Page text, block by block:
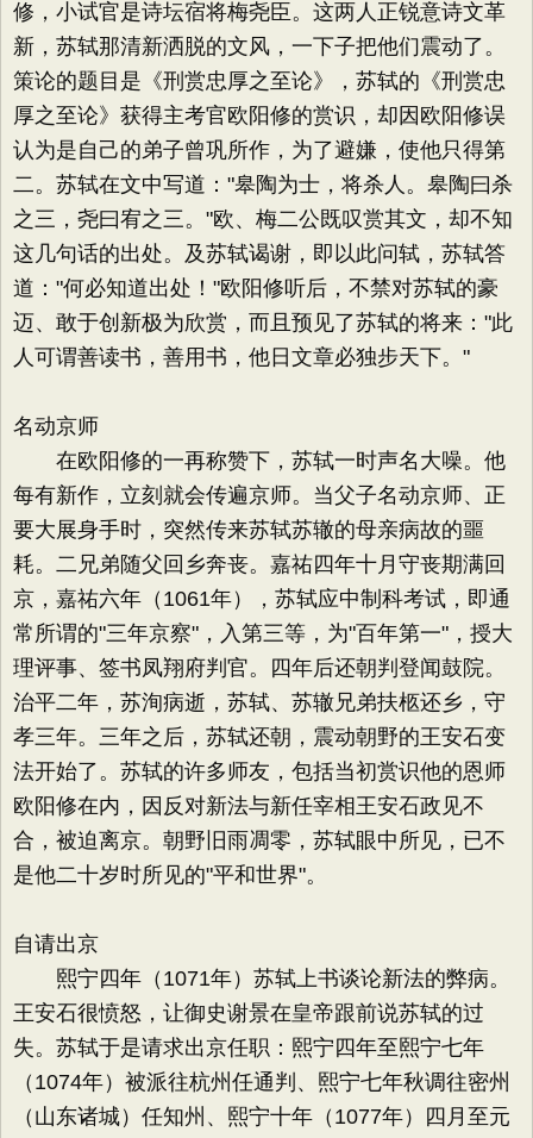
修，小试官是诗坛宿将梅尧臣。这两人正锐意诗文革
新，苏轼那清新洒脱的文风，一下子把他们震动了。
策论的题目是《刑赏忠厚之至论》，苏轼的《刑赏忠
厚之至论》获得主考官欧阳修的赏识，却因欧阳修误
认为是自己的弟子曾巩所作，为了避嫌，使他只得第
二。苏轼在文中写道："皋陶为士，将杀人。皋陶曰杀
之三，尧曰宥之三。"欧、梅二公既叹赏其文，却不知
这几句话的出处。及苏轼谒谢，即以此问轼，苏轼答
道："何必知道出处！"欧阳修听后，不禁对苏轼的豪
迈、敢于创新极为欣赏，而且预见了苏轼的将来："此
人可谓善读书，善用书，他日文章必独步天下。"
名动京师
在欧阳修的一再称赞下，苏轼一时声名大噪。他
每有新作，立刻就会传遍京师。当父子名动京师、正
要大展身手时，突然传来苏轼苏辙的母亲病故的噩
耗。二兄弟随父回乡奔丧。嘉祐四年十月守丧期满回
京，嘉祐六年（1061年），苏轼应中制科考试，即通
常所谓的"三年京察"，入第三等，为"百年第一"，授大
理评事、签书凤翔府判官。四年后还朝判登闻鼓院。
治平二年，苏洵病逝，苏轼、苏辙兄弟扶柩还乡，守
孝三年。三年之后，苏轼还朝，震动朝野的王安石变
法开始了。苏轼的许多师友，包括当初赏识他的恩师
欧阳修在内，因反对新法与新任宰相王安石政见不
合，被迫离京。朝野旧雨凋零，苏轼眼中所见，已不
是他二十岁时所见的"平和世界"。
自请出京
熙宁四年（1071年）苏轼上书谈论新法的弊病。
王安石很愤怒，让御史谢景在皇帝跟前说苏轼的过
失。苏轼于是请求出京任职：熙宁四年至熙宁七年
（1074年）被派往杭州任通判、熙宁七年秋调往密州
（山东诸城）任知州、熙宁十年（1077年）四月至元